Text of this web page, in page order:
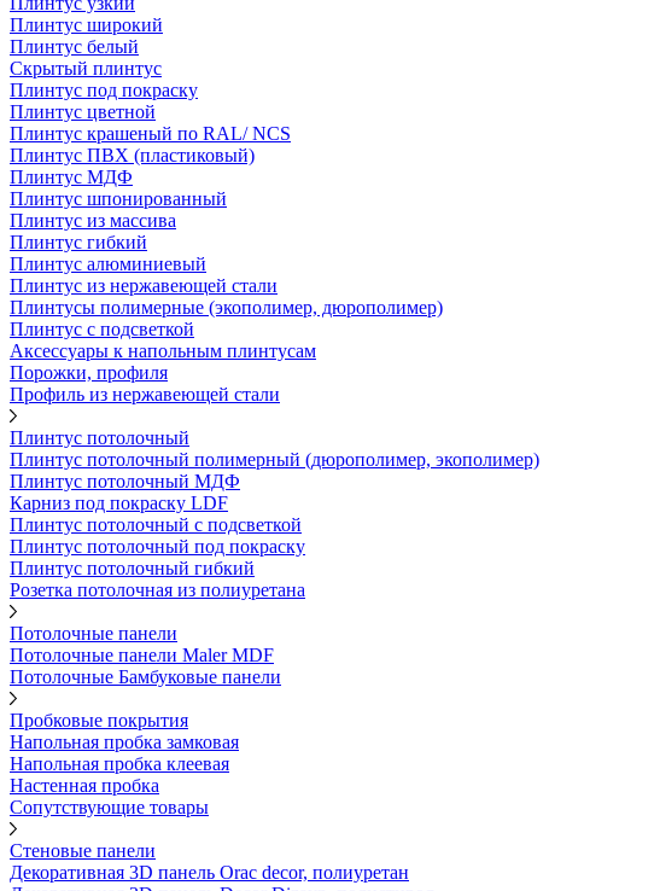
Плинтус широкий
Плинтус белый
Скрытый плинтус
Плинтус под покраску
Плинтус цветной
Плинтус крашеный по RAL/ NCS
Плинтус ПВХ (пластиковый)
Плинтус МДФ
Плинтус шпонированный
Плинтус из массива
Плинтус гибкий
Плинтус алюминиевый
Плинтус из нержавеющей стали
Плинтусы полимерные (экополимер, дюрополимер)
Плинтус с подсветкой
Аксессуары к напольным плинтусам
Порожки, профиля
Профиль из нержавеющей стали
Плинтус потолочный
Плинтус потолочный полимерный (дюрополимер, экополимер)
Плинтус потолочный МДФ
Карниз под покраску LDF
Плинтус потолочный с подсветкой
Плинтус потолочный под покраску
Плинтус потолочный гибкий
Розетка потолочная из полиуретана
Потолочные панели
Потолочные панели Maler MDF
Потолочные Бамбуковые панели
Пробковые покрытия
Напольная пробка замковая
Напольная пробка клеевая
Настенная пробка
Сопутствующие товары
Стеновые панели
Декоративная 3D панель Orac decor, полиуретан